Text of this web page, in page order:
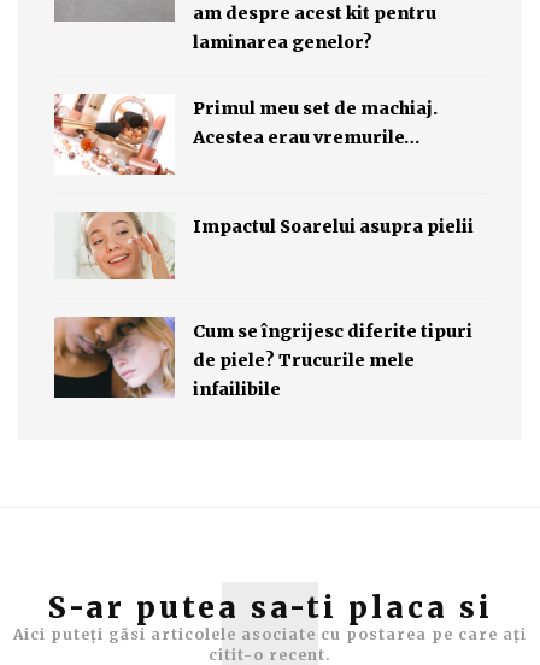
am despre acest kit pentru
laminarea genelor?
Primul meu set de machiaj.
Acestea erau vremurile…
Impactul Soarelui asupra pielii
Cum se îngrijesc diferite tipuri
de piele? Trucurile mele
infailibile
S-ar putea sa-ti placa si
Aici puteți găsi articolele asociate cu postarea pe care ați
citit-o recent.